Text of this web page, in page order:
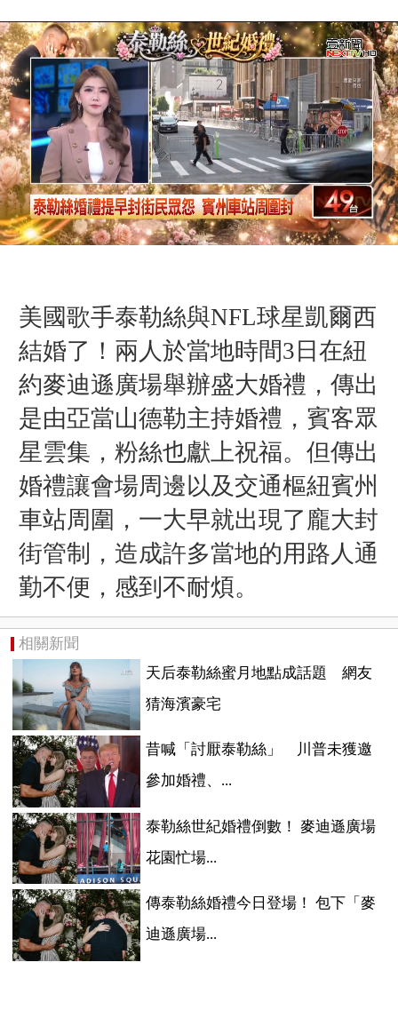
美國歌手泰勒絲與NFL球星凱爾西
結婚了！兩人於當地時間3日 在紐
約麥迪遜廣場舉辦盛大婚禮， 傳出
是由亞當山德勒主持婚禮，賓客眾
星雲集，粉絲也獻上祝福。但傳出
婚禮讓會場周邊以及交通樞紐賓州
車站周圍，一大早就出現了龐大封
街管制，造成許多當地的用路人通
勤不便，感到不耐煩。
相關新聞
天后泰勒絲蜜月地點成話題 網友
猜海濱豪宅
昔喊「討厭泰勒絲」 川普未獲邀
參加婚禮、...
泰勒絲世紀婚禮倒數！ 麥迪遜廣場
花園忙場...
傳泰勒絲婚禮今日登場！ 包下「麥
迪遜廣場...